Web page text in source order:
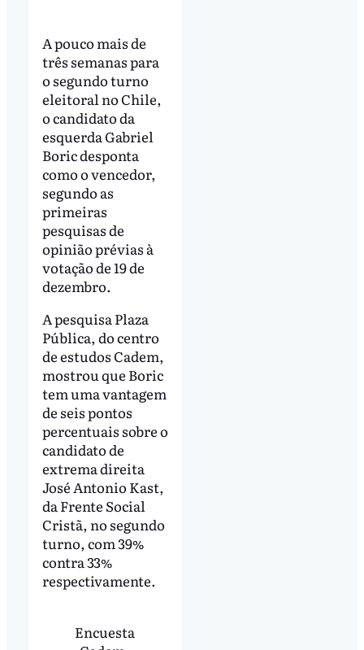
A pouco mais de
três semanas para
o segundo turno
eleitoral no Chile,
o candidato da
esquerda Gabriel
Boric desponta
como o vencedor,
segundo as
primeiras
pesquisas de
opinião prévias à
votação de 19 de
dezembro.
A pesquisa Plaza
Pública, do centro
de estudos Cadem,
mostrou que Boric
tem uma vantagem
de seis pontos
percentuais sobre o
candidato de
extrema direita
José Antonio Kast,
da Frente Social
Cristã, no segundo
turno, com 39%
contra 33%
respectivamente.
Encuesta